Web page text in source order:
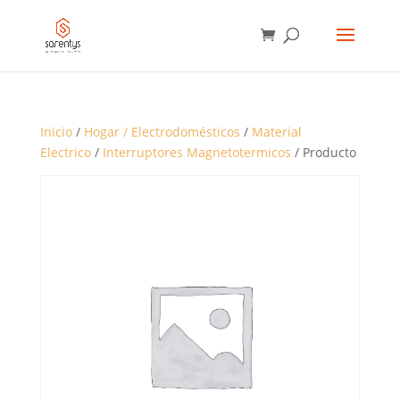
PRODUCTOS
Inicio/ Hogar / Electrodomésticos / Material
Electrico/ Interruptores Magnetotermicos / Producto